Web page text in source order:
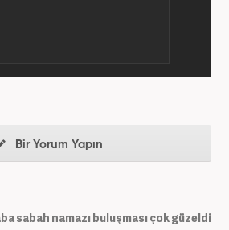
Bir Yorum Yapın
sabah namazı buluşması çok güzeldi